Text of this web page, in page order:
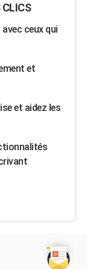
CLICS
ceux qui
et
et aidez les